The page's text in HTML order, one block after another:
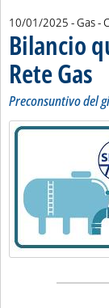
10/01/2025 - Gas -
Bilancio
Rete Gas ..
Preconsuntivo del
Lista